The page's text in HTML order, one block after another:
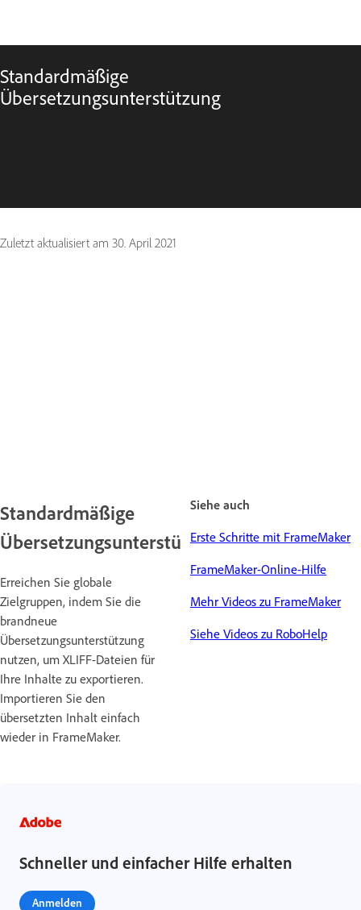
Standardmäßige
Übersetzungsunterstützung
Zuletzt aktualisiert am 30. April 2021
Standardmäßige
Übersetzungsunterstützung
Erreichen Sie globale
Zielgruppen, indem Sie die
brandneue
Übersetzungsunterstützung
nutzen, um XLIFF-Dateien für
Ihre Inhalte zu exportieren.
Importieren Sie den
übersetzten Inhalt einfach
wieder in FrameMaker.
Siehe auch
Erste Schritte mit FrameMaker
FrameMaker-Online-Hilfe
Mehr Videos zu FrameMaker
Siehe Videos zu RoboHelp
Schneller und einfacher Hilfe erhalten
Anmelden